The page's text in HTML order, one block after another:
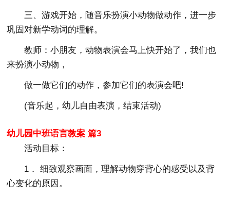
三、游戏开始，随音乐扮演小动物做动作，进一步
巩固对新学动词的理解。
教师：小朋友，动物表演会马上快开始了，我们也
来扮演小动物，
做一做它们的动作，参加它们的表演会吧!
(音乐起，幼儿自由表演，结束活动)
幼儿园中班语言教案 篇3
活动目标：
1． 细致观察画面，理解动物穿背心的感受以及背
心变化的原因。